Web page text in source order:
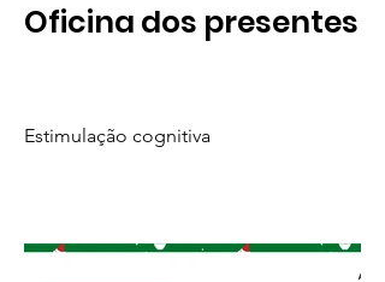
Oficina dos presentes
Estimulação cognitiva